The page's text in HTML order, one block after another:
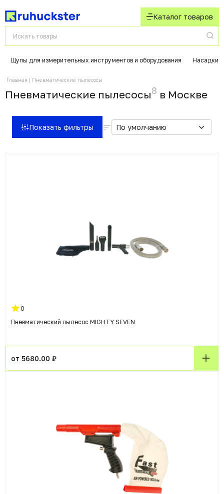
Каталог товаров
Щупы для измерительных инструментов и оборудования Насадки
Главная Пневматические пылесосы
Пневматические пылесосы8 в Москвe
Показать фильтры
0
Пневматический пылесос MIGHTY SEVEN
от 5680.00 ₽